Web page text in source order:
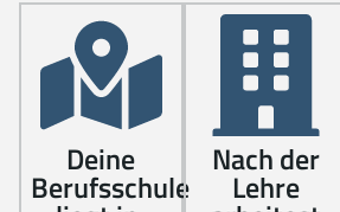
Deine
Berufsschule
Nach der
Lehre